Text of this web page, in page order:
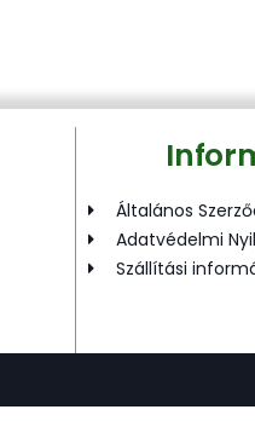
Általános
Adatvédelmi
Szállítási